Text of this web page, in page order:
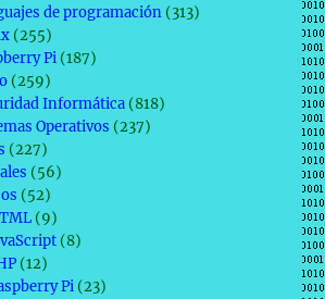
de programación(313)
(255)
Pi(187)
(259)
Informática(818)
Operativos (237)
(227)
(56)
(52)
(9)
(8)
(12)
Pi(23)